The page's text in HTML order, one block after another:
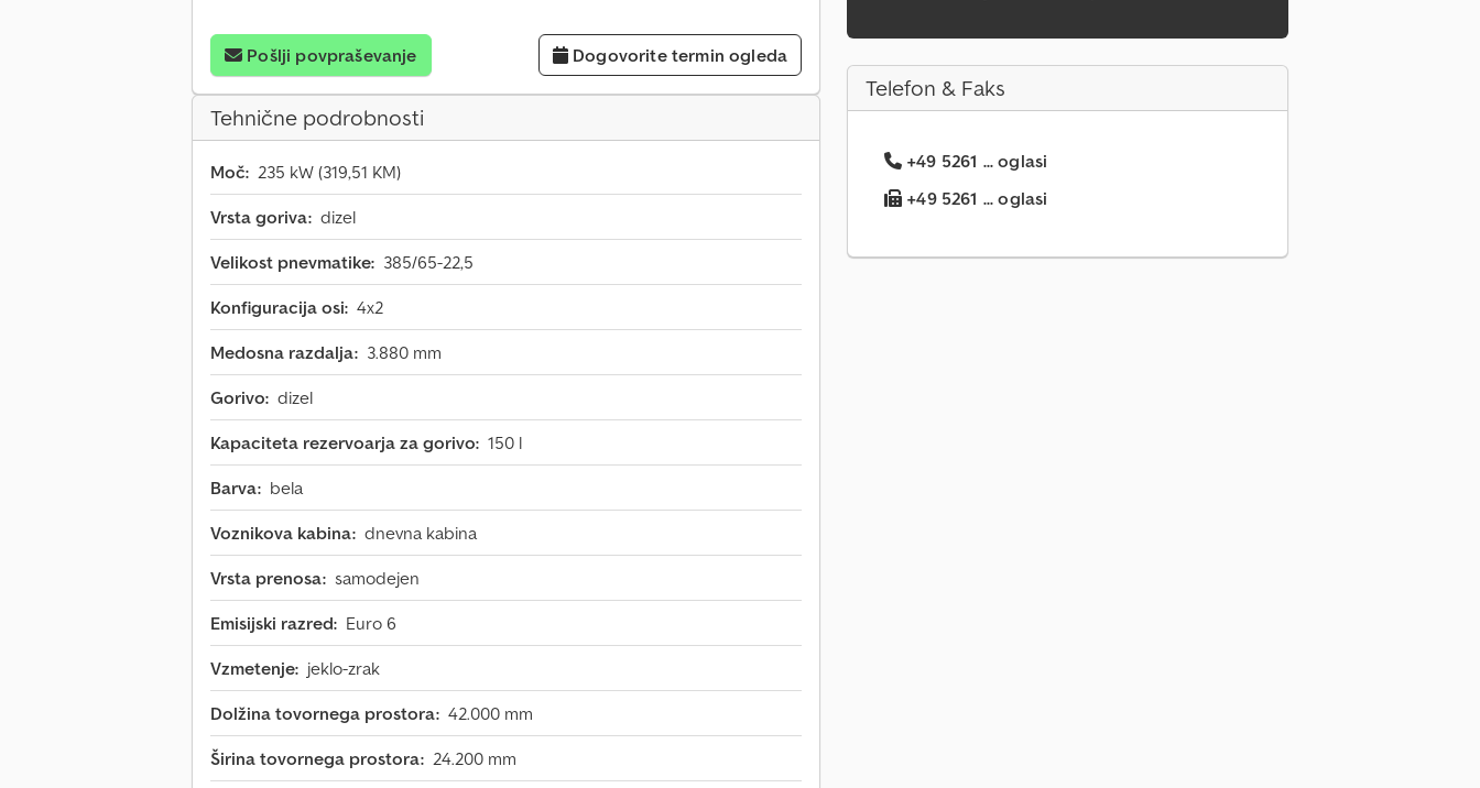
Pošlji povpraševanje Dogovorite termin ogleda
Tehnične podrobnosti
Moč: 235 kW (319,51 KM)
Vrsta goriva: dizel
Velikost pnevmatike: 385/65-22,5
Konfiguracija osi: 4x2
Medosna razdalja: 3.880 mm
Gorivo: dizel
Kapaciteta rezervoarja za gorivo: 150 l
Barva: bela
Voznikova kabina: dnevna kabina
Vrsta prenosa: samodejen
Emisijski razred: Euro 6
Vzmetenje: jeklo-zrak
Dolžina tovornega prostora: 42.000 mm
Širina tovornega prostora: 24.200 mm
Telefon & Faks
+49 5261 ... oglasi
+49 5261 ... oglasi